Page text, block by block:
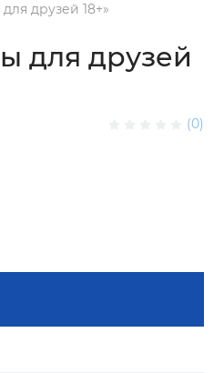
друзей 18+»
для друзей
(0)